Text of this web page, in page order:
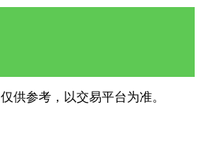
供参考，以交易平台为准。